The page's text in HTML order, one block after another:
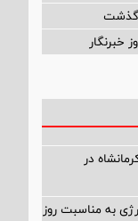
گذشت
خبرنگار
در
به مناسبت روز